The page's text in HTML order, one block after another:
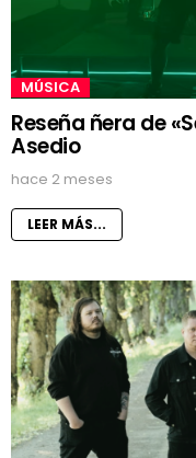
MÚSICA
Reseña ñera de
Asedio
hace 2 meses
LEER MÁS...